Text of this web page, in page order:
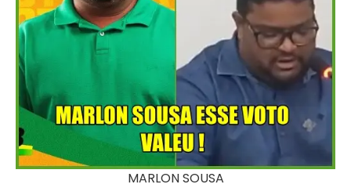
MARLON SOUSA